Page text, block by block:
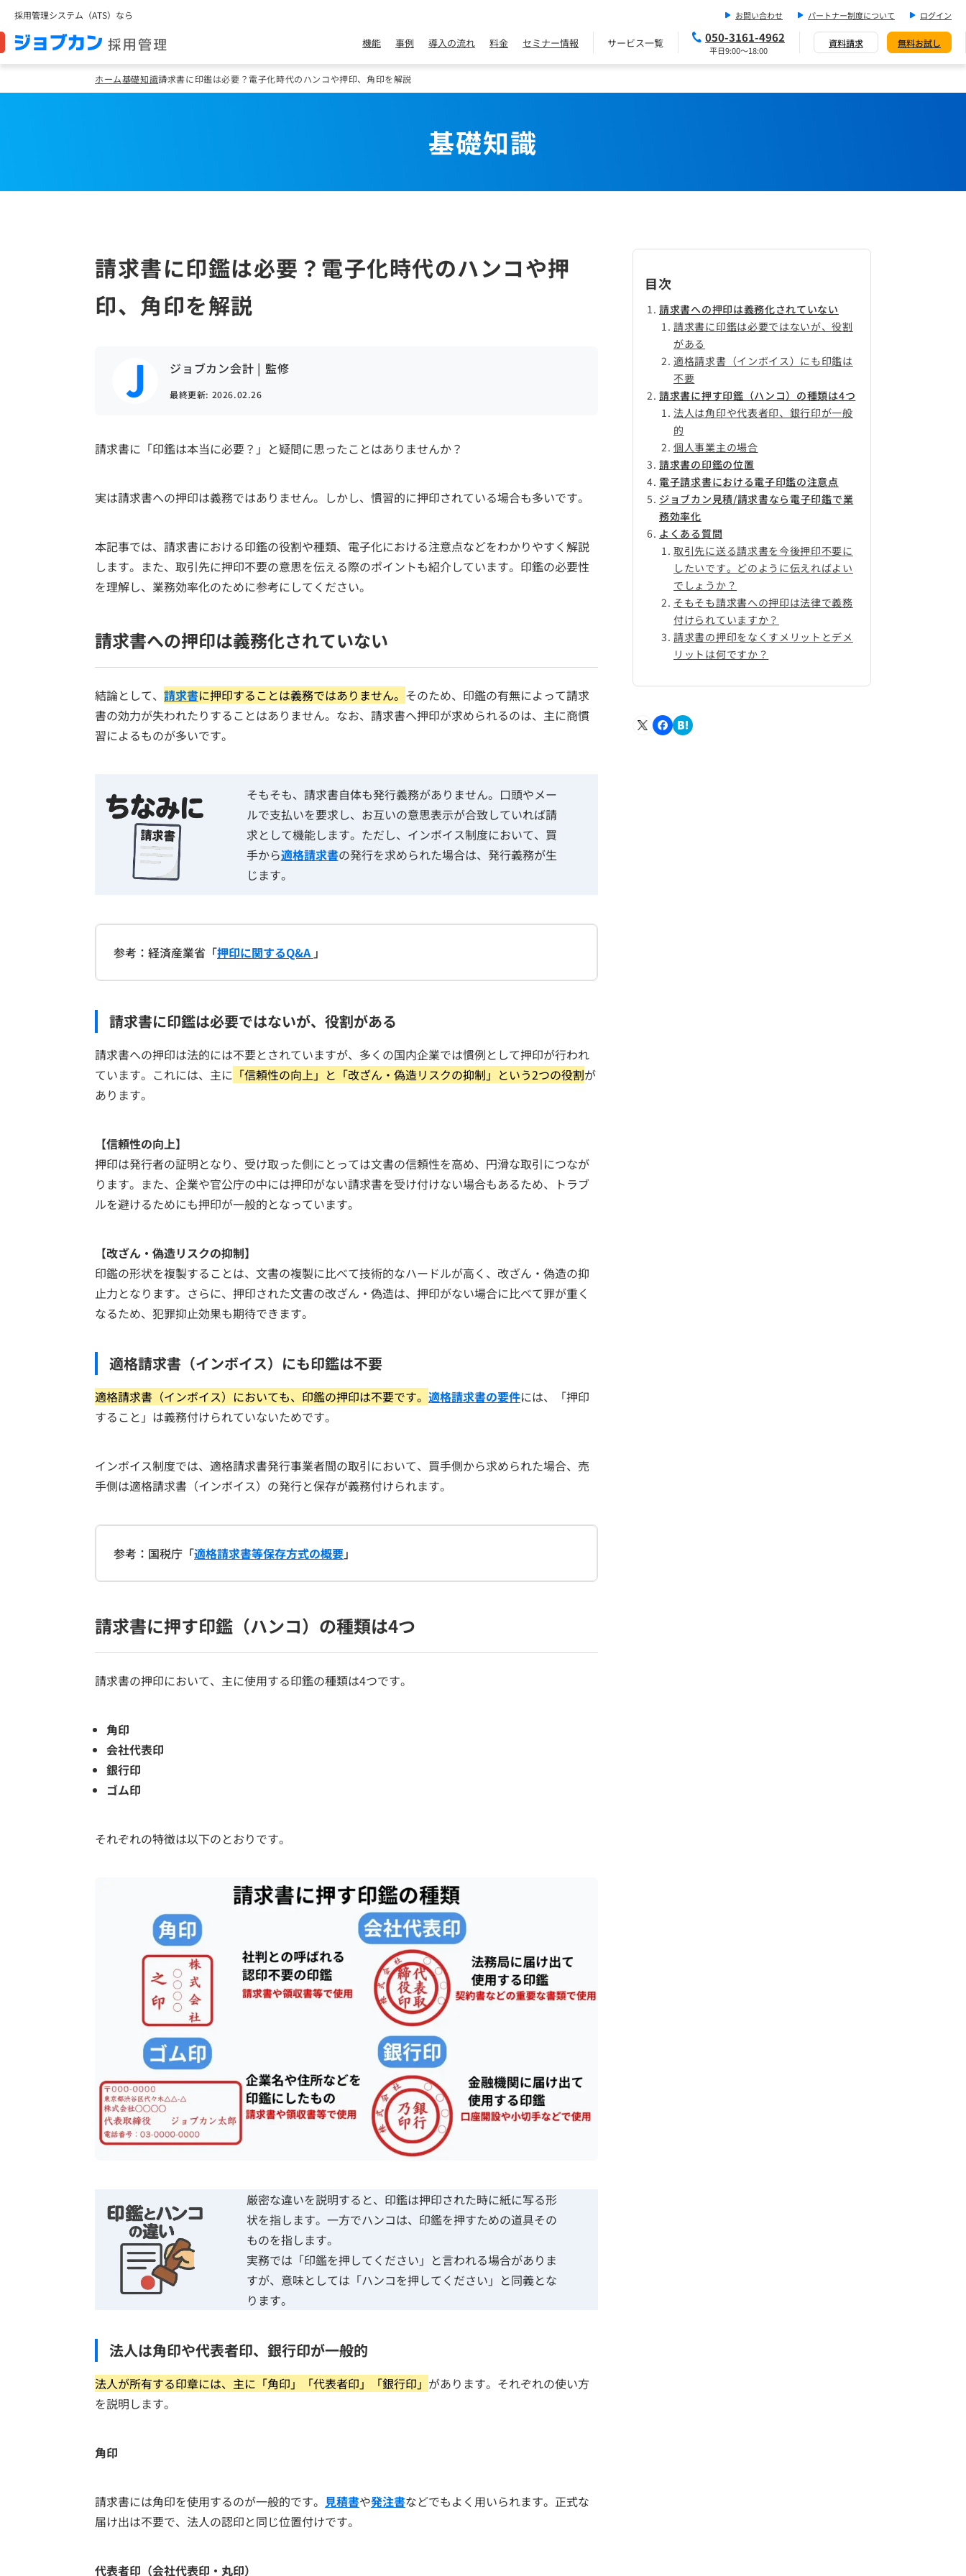
採用管理システム（ATS）なら お問い合わせ パートナー制度について ログイン
機能 事例 導入の流れ 料金 セミナー情報 サービス一覧 050-3161-4962
平日9:00～18:00
資料請求 無料お試し
ホーム基礎知識請求書に印鑑は必要？電子化時代のハンコや押印、角印を解説
基礎知識
請求書に印鑑は必要？電子化時代のハンコや押
印、角印を解説
ジョブカン会計 | 監修
最終更新: 2026.02.26
請求書に「印鑑は本当に必要？」と疑問に思ったことはありませんか？
実は請求書への押印は義務ではありません。しかし、慣習的に押印されている場合も多いです。
本記事では、請求書における印鑑の役割や種類、電子化における注意点などをわかりやすく解説
します。また、取引先に押印不要の意思を伝える際のポイントも紹介しています。印鑑の必要性
を理解し、業務効率化のために参考にしてください。
請求書への押印は義務化されていない
結論として、 請求書に押印することは義務ではありません。 そのため、印鑑の有無によって請求
書の効力が失われたりすることはありません。なお、請求書へ押印が求められるのは、主に商慣
習によるものが多いです。
そもそも、請求書自体も発行義務がありません。口頭やメー
ルで支払いを要求し、お互いの意思表示が合致していれば請
求として機能します。ただし、インボイス制度において、買
手から適格請求書の発行を求められた場合は、発行義務が生
じます。
参考：経済産業省「押印に関するQ&A 」
請求書に印鑑は必要ではないが、役割がある
請求書への押印は法的には不要とされていますが、多くの国内企業では慣例として押印が行われ
ています。これには、主に 「信頼性の向上」と「改ざん・偽造リスクの抑制」という2つの役割が
あります。
【信頼性の向上】
押印は発行者の証明となり、受け取った側にとっては文書の信頼性を高め、円滑な取引につなが
ります。また、企業や官公庁の中には押印がない請求書を受け付けない場合もあるため、トラブ
ルを避けるためにも押印が一般的となっています。
【改ざん・偽造リスクの抑制】
印鑑の形状を複製することは、文書の複製に比べて技術的なハードルが高く、改ざん・偽造の抑
止力となります。さらに、押印された文書の改ざん・偽造は、押印がない場合に比べて罪が重く
なるため、犯罪抑止効果も期待できます。
適格請求書（インボイス）にも印鑑は不要
適格請求書（インボイス）においても、印鑑の押印は不要です。 適格請求書の要件には、「押印
すること」は義務付けられていないためです。
インボイス制度では、適格請求書発行事業者間の取引において、買手側から求められた場合、売
手側は適格請求書（インボイス）の発行と保存が義務付けられます。
参考：国税庁「適格請求書等保存方式の概要」
請求書に押す印鑑（ハンコ）の種類は4つ
請求書の押印において、主に使用する印鑑の種類は4つです。
角印
会社代表印
銀行印
ゴム印
それぞれの特徴は以下のとおりです。
厳密な違いを説明すると、印鑑は押印された時に紙に写る形
状を指します。一方でハンコは、印鑑を押すための道具その
ものを指します。
実務では「印鑑を押してください」と言われる場合がありま
すが、意味としては「ハンコを押してください」と同義とな
ります。
法人は角印や代表者印、銀行印が一般的
法人が所有する印章には、主に「角印」「代表者印」「銀行印」 があります。それぞれの使い方
を説明します。
角印
請求書には角印を使用するのが一般的です。 見積書や発注書などでもよく用いられます。正式な
届け出は不要で、法人の認印と同じ位置付けです。
代表者印（会社代表印・丸印）
目次
請求書への押印は義務化されていない
請求書に印鑑は必要ではないが、役割
がある
適格請求書（インボイス）にも印鑑は
不要
請求書に押す印鑑（ハンコ）の種類は4つ
法人は角印や代表者印、銀行印が一般
的
個人事業主の場合
請求書の印鑑の位置
電子請求書における電子印鑑の注意点
ジョブカン見積/請求書なら電子印鑑で業
務効率化
よくある質問
取引先に送る請求書を今後押印不要に
したいです。どのように伝えればよい
でしょうか？
そもそも請求書への押印は法律で義務
付けられていますか？
請求書の押印をなくすメリットとデメ
リットは何ですか？